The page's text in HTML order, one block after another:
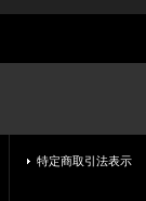
特定商取引法表示